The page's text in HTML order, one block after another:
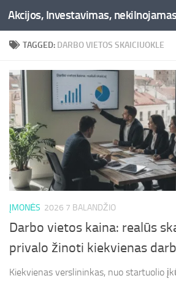
Skip to content
TAGGED: DARBO VIETOS SKAICIUOKLE
ĮMONĖS 2026 7 BALANDŽIO
Darbo vietos kaina: realūs
privalo žinoti kiekvienas
Kiekvienas verslininkas, nuo startuolio